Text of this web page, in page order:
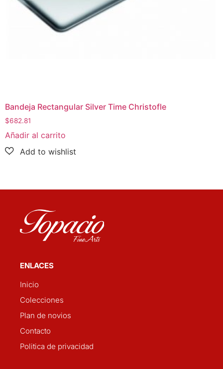
Bandeja Rectangular Silver Time Christofle
$682.81
Añadir al carrito
ENLACES
Inicio
Colecciones
Plan de novios
Contacto
Politica de privacidad